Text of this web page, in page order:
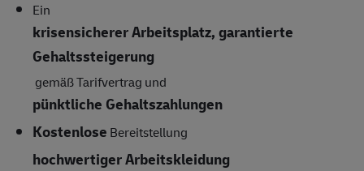
Ein
krisensicherer Arbeitsplatz, garantierte
Gehaltssteigerung
gemäß Tarifvertrag und
pünktliche Gehaltszahlungen
Kostenlose Bereitstellung
hochwertiger Arbeitskleidung